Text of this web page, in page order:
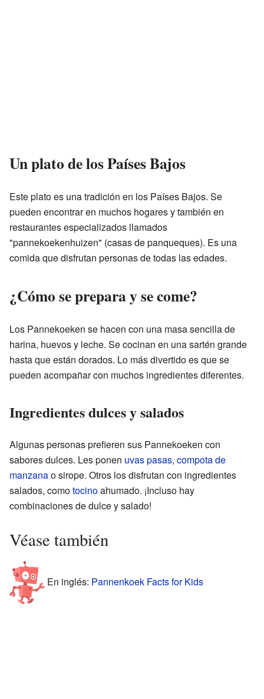
Un plato de los Países Bajos
Este plato es una tradición en los Países Bajos. Se
pueden encontrar en muchos hogares y también en
restaurantes especializados llamados
"pannekoekenhuizen" (casas de panqueques). Es una
comida que disfrutan personas de todas las edades.
¿Cómo se prepara y se come?
Los Pannekoeken se hacen con una masa sencilla de
harina, huevos y leche. Se cocinan en una sartén grande
hasta que están dorados. Lo más divertido es que se
pueden acompañar con muchos ingredientes diferentes.
Ingredientes dulces y salados
Algunas personas prefieren sus Pannekoeken con
sabores dulces. Les ponen uvas pasas, compota de
manzanao sirope. Otros los disfrutan con ingredientes
salados, comotocinoahumado. ¡Incluso hay
combinaciones de dulce y salado!
Véase también
En inglés: Pannenkoek Facts for Kids